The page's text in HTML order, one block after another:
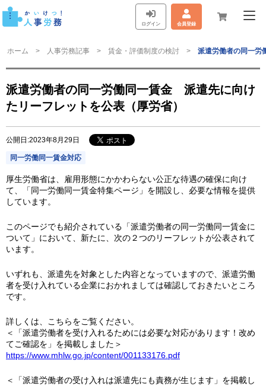
ログイン 会員登録
ホーム 人事労務記事 賃金・評価制度の検討 派遣労働者の同一労
派遣労働者の同一労働同一賃金 派遣先に向け
たリーフレットを公表（厚労省）
公開日:2023年8月29日
同一労働同一賃金対応
厚生労働省は、雇用形態にかかわらない公正な待遇の確保に向け
て、「同一労働同一賃金特集ページ」を開設し、必要な情報を提供
しています。
このページでも紹介されている「派遣労働者の同一労働同一賃金に
ついて」において、新たに、次の２つのリーフレットが公表されて
います。
いずれも、派遣先を対象とした内容となっていますので、派遣労働
者を受け入れている企業におかれましては確認しておきたいところ
です。
詳しくは、こちらをご覧ください。
＜「派遣労働者を受け入れるためには必要な対応があります！改め
てご確認を」を掲載しました＞
https://www.mhlw.go.jp/content/001133176.pdf
＜「派遣労働者の受け入れは派遣先にも責務が生じます」を掲載し